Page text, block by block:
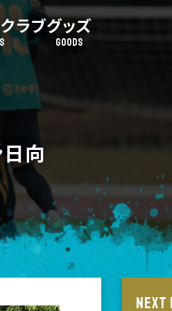
ラブグッズ
GOODS
向
NEXT